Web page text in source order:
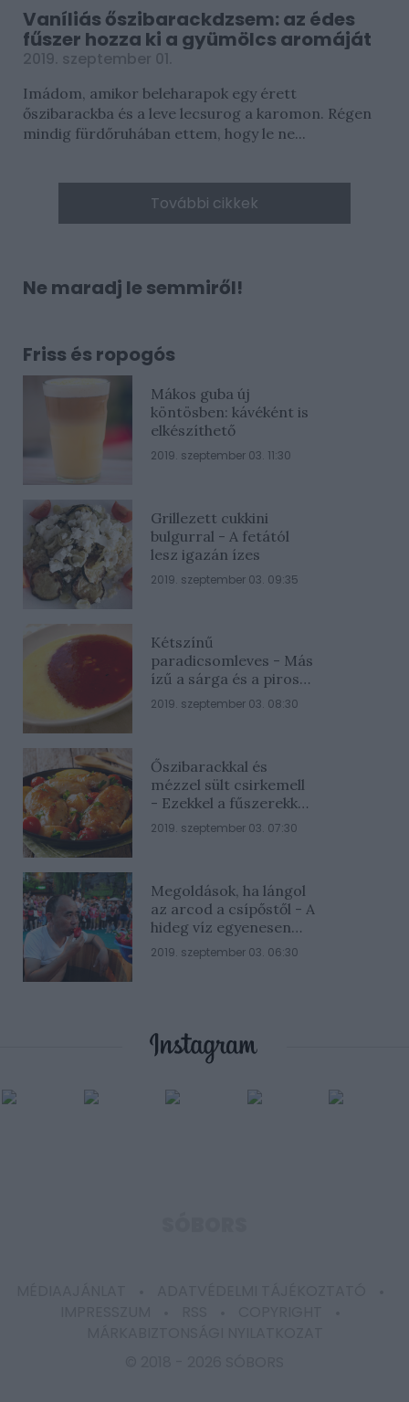
Vaníliás őszibarackdzsem: az édes
fűszer hozza ki a gyümölcs aromáját
2019. szeptember 01.
Imádom, amikor beleharapok egy érett
őszibarackba és a leve lecsurog a karomon. Régen
mindig fürdőruhában ettem, hogy le ne...
További cikkek
Friss és ropogós
Mákos guba új
köntösben: kávéként is
elkészíthető
2019. szeptember 03. 11:30
Grillezett cukkini
bulgurral - A fetától
lesz igazán ízes
2019. szeptember 03. 09:35
Kétszínű
paradicsomleves - Más
ízű a sárga és a piros
rész
2019. szeptember 03. 08:30
Őszibarackkal és
mézzel sült csirkemell
- Ezekkel a fűszerekkel
lesz a legfinomabb
2019. szeptember 03. 07:30
Megoldások, ha lángol
az arcod a csípőstől - A
hideg víz egyenesen
rossz ötlet
2019. szeptember 03. 06:30
Ne maradj le semmiről!